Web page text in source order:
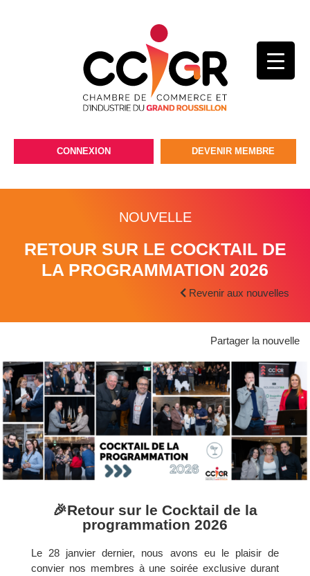
CONNEXION DEVENIR MEMBRE
NOUVELLE
RETOUR SUR LE COCKTAIL DE
LA PROGRAMMATION 2026
Revenir aux nouvelles
Partager la nouvelle
🎉Retour sur le Cocktail de la
programmation 2026
Le 28 janvier dernier, nous avons eu le plaisir de
convier nos membres à une soirée exclusive durant